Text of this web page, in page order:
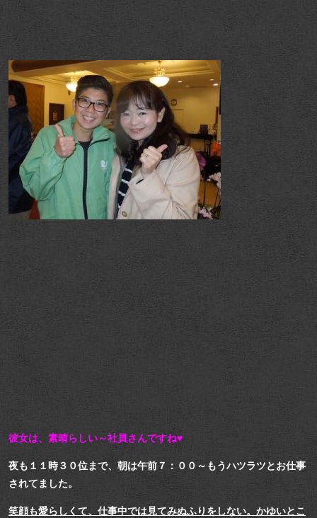
彼女は、素晴らしい～社員さんですね♥
夜も１１時３０位まで、朝は午前７：００～もうハツラツとお仕事
されてました。
笑顔も愛らしくて、仕事中では見てみぬふりをしない。かゆいとこ